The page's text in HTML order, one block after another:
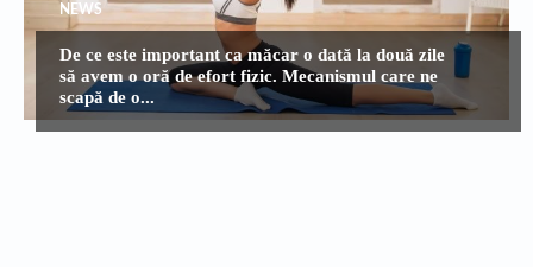
NEWS
De ce este important ca măcar o dată la două zile
să avem o oră de efort fizic. Mecanismul care ne
scapă de o...